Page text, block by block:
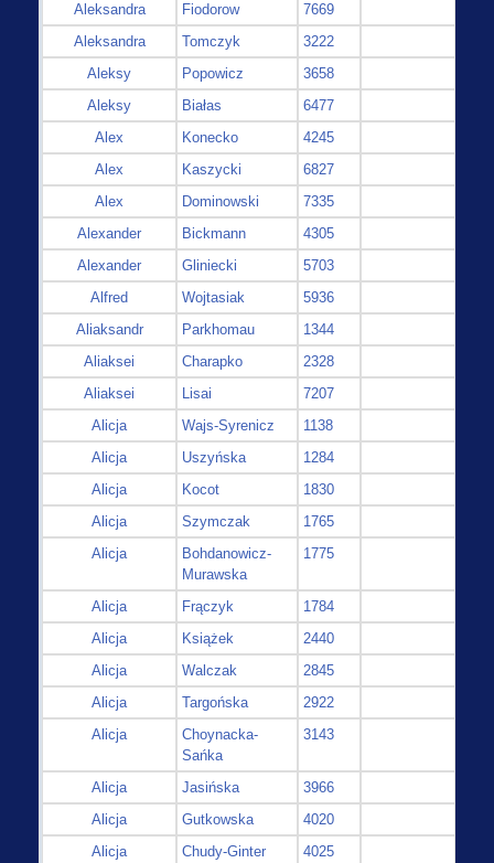
Aleksandra
Fiodorow
7669
Aleksandra
Tomczyk
3222
Aleksy
Popowicz
3658
Aleksy
Białas
6477
Alex
Konecko
4245
Alex
Kaszycki
6827
Alex
Dominowski
7335
Alexander
Bickmann
4305
Alexander
Gliniecki
5703
Alfred
Wojtasiak
5936
Aliaksandr
Parkhomau
1344
Aliaksei
Charapko
2328
Aliaksei
Lisai
7207
Alicja
Wajs-Syrenicz
1138
Alicja
Uszyńska
1284
Alicja
Kocot
1830
Alicja
Szymczak
1765
Alicja
Bohdanowicz-
Murawska
1775
Alicja Frączyk
1784
Alicja
Książek
2440
Alicja
Walczak
2845
Alicja
Targońska
2922
Alicja
Choynacka-
Sańka
3143
Alicja Jasińska
3966
Alicja
Gutkowska
4020
Alicja
Chudy-Ginter 4025